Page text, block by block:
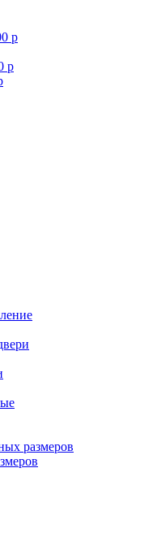
р
р
размеров